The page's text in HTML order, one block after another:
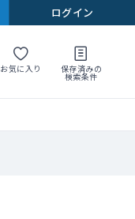
ログイン
お気に入り 保存済みの
検索条件